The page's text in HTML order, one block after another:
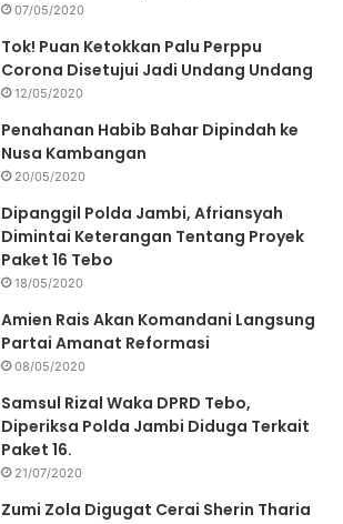
07/05/2020
Tok! Puan Ketokkan Palu Perppu
Corona Disetujui Jadi Undang Undang
12/05/2020
Penahanan Habib Bahar Dipindah ke
Nusa Kambangan
20/05/2020
Dipanggil Polda Jambi, Afriansyah
Dimintai Keterangan Tentang Proyek
Paket 16 Tebo
18/05/2020
Amien Rais Akan Komandani Langsung
Partai Amanat Reformasi
08/05/2020
Samsul Rizal Waka DPRD Tebo,
Diperiksa Polda Jambi Diduga Terkait
Paket 16.
21/07/2020
Zumi Zola Digugat Cerai Sherin Tharia